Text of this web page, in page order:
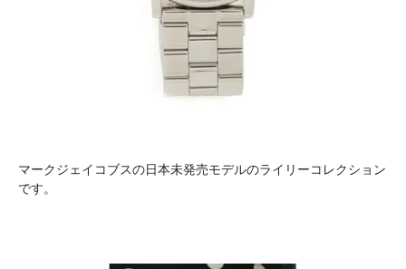
マークジェイコブスの日本未発売モデルのライリーコレクション
です。